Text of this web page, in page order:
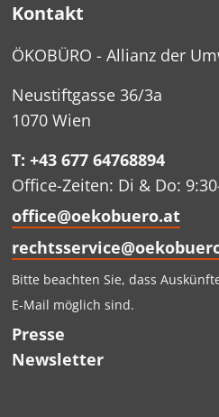
Kontakt
ÖKOBÜRO - Allianz der
Neustiftgasse 36/3a
1070 Wien
T: +43 677 64768894
Office-Zeiten: Di & Do:
office@oekobuero.at
Bitte beachten Sie, dass
E-Mail möglich sind.
Presse
Newsletter